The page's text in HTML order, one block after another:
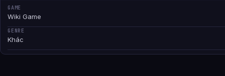
GAME
Wiki Game
GENRE
Khác